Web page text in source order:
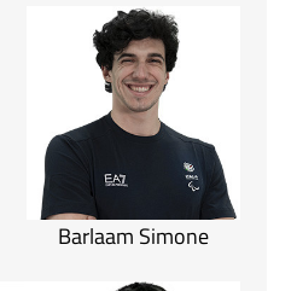
Barlaam Simone